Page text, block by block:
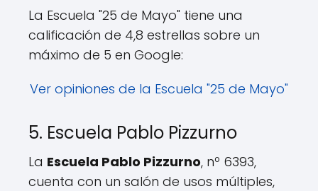
La Escuela "25 de Mayo" tiene una
calificación de 4,8 estrellas sobre un
máximo de 5 en Google:
Ver opiniones de la Escuela "25 de Mayo"
5. Escuela Pablo Pizzurno
La Escuela Pablo Pizzurno, nº 6393,
cuenta con un salón de usos múltiples,